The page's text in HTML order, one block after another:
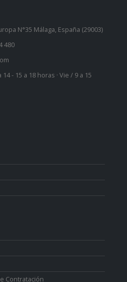
N°35 Málaga, España (29003)
480
14 - 15 a 18 horas · Vie / 9 a 15
Contratación